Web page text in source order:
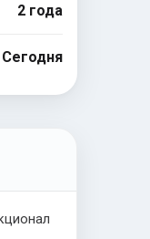
2 года
Сегодня